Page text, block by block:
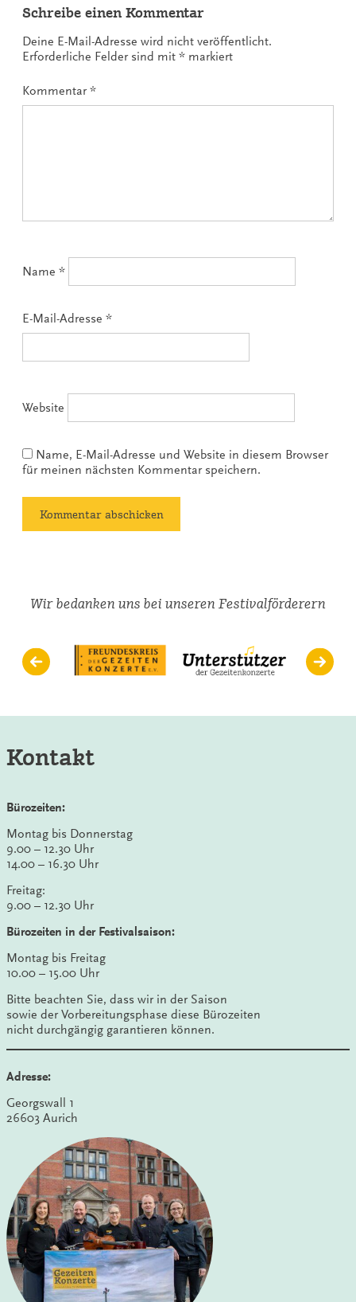
Schreibe einen Kommentar
Deine E-Mail-Adresse wird nicht veröffentlicht.
Erforderliche Felder sind mit * markiert
Kommentar*
Name *
E-Mail-Adresse *
Website
Name, E-Mail-Adresse und Website in diesem Browser
für meinen nächsten Kommentar speichern.
Wir bedanken uns bei unseren Festivalförderern
Kontakt
Bürozeiten:
Montag bis Donnerstag
9.00 – 12.30 Uhr
14.00 – 16.30 Uhr
Freitag:
9.00 – 12.30 Uhr
Bürozeiten in der Festivalsaison:
Montag bis Freitag
10.00 – 15.00 Uhr
Bitte beachten Sie, dass wir in der Saison
sowie der Vorbereitungsphase diese Bürozeiten
nicht durchgängig garantieren können.
Adresse:
Georgswall 1
26603 Aurich